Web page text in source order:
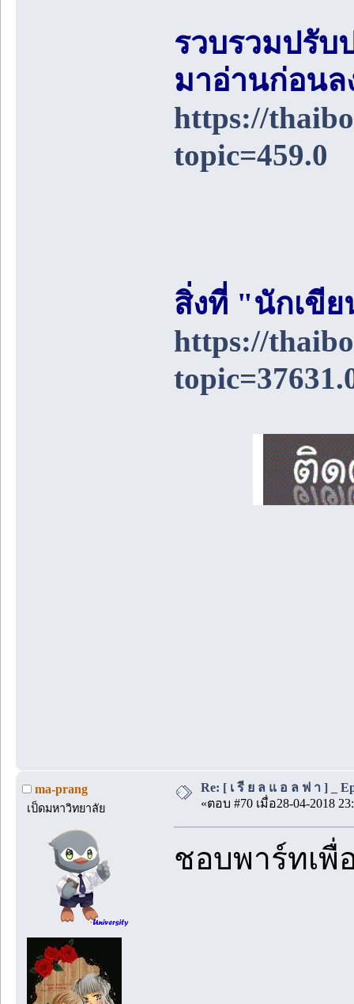
รวบรวมปรับ
มาอ่านก่อน
https://
topic=459.0
สิ่งที่ "นักเขี
https://
ma-prang
เป็ดมหาวิทยาลัย
Re: [ เ รี ย ล แ อ ล ฟ า ] _
«ตอบ #70 เมื่อ28-04-2018
ชอบพาร์ทเพื่